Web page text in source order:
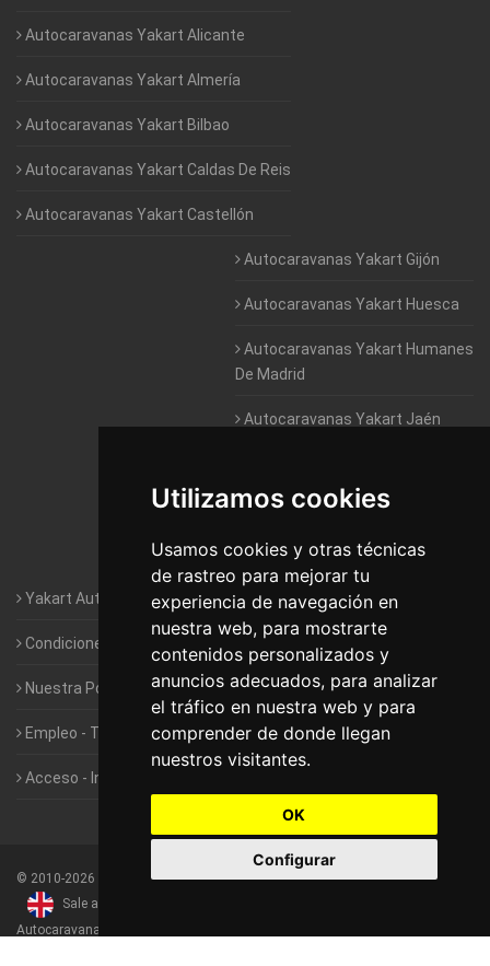
Utilizamos cookies
Usamos cookies y otras técnicas
de rastreo para mejorar tu
experiencia de navegación en
nuestra web, para mostrarte
contenidos personalizados y
anuncios adecuados, para analizar
el tráfico en nuestra web y para
comprender de donde llegan
nuestros visitantes.
OK
Configurar
Autocaravanas Yakart Alicante
Autocaravanas Yakart Almería
Autocaravanas Yakart Bilbao
Autocaravanas Yakart Caldas De Reis
Autocaravanas Yakart Castellón
Autocaravanas Yakart Gijón
Autocaravanas Yakart Huesca
Autocaravanas Yakart Humanes
De Madrid
Autocaravanas Yakart Jaén
Autocaravanas Yakart Valencia
Autocaravanas Yakart Vitoria
Yakart Autocaravanas · La empresa
Condiciones de Alquiler de Yakart
Nuestra Política de Privacidad
Empleo - Trabaja con nosotros
Acceso - Intranet de Franquiciados
© 2010-2026 Yakart Autocaravanas · Todos los derechos reservados
Sale and rentals of motorhomes
Autocaravanas